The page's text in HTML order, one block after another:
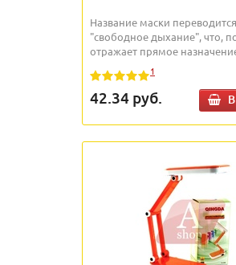
Название маски
"свободное дыхание", что,
отражает прямое
1
42.34 руб.